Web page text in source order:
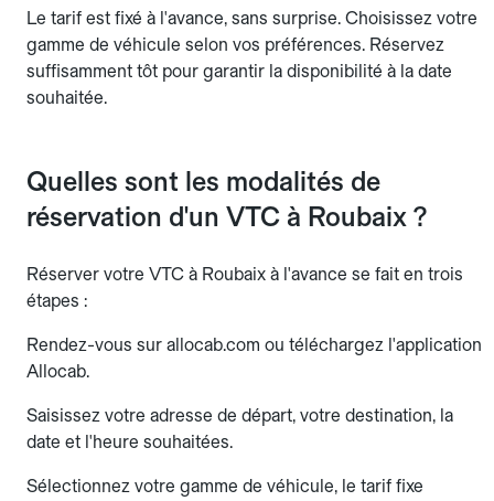
Le tarif est fixé à l'avance, sans surprise. Choisissez votre
gamme de véhicule selon vos préférences. Réservez
suffisamment tôt pour garantir la disponibilité à la date
souhaitée.
Quelles sont les modalités de
réservation d'un VTC à Roubaix ?
Réserver votre VTC à Roubaix à l'avance se fait en trois
étapes :
Rendez-vous sur allocab.com ou téléchargez l'application
Allocab.
Saisissez votre adresse de départ, votre destination, la
date et l'heure souhaitées.
Sélectionnez votre gamme de véhicule, le tarif fixe